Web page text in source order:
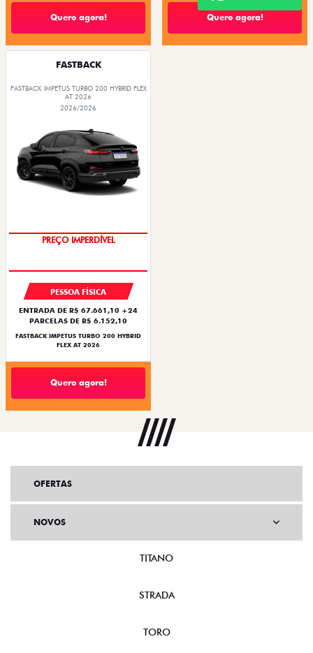
Quero agora! Quero agora!
FASTBACK
FASTBACK IMPETUS TURBO 200 HYBRID FLEX
AT 2026
2026/2026
PREÇO IMPERDÍVEL
PESSOA FÍSICA
ENTRADA DE R$ 67.661,10 +24
PARCELAS DE R$ 6.152,10
FASTBACK IMPETUS TURBO 200 HYBRID
FLEX AT 2026
Quero agora!
OFERTAS
NOVOS
TITANO
STRADA
TORO